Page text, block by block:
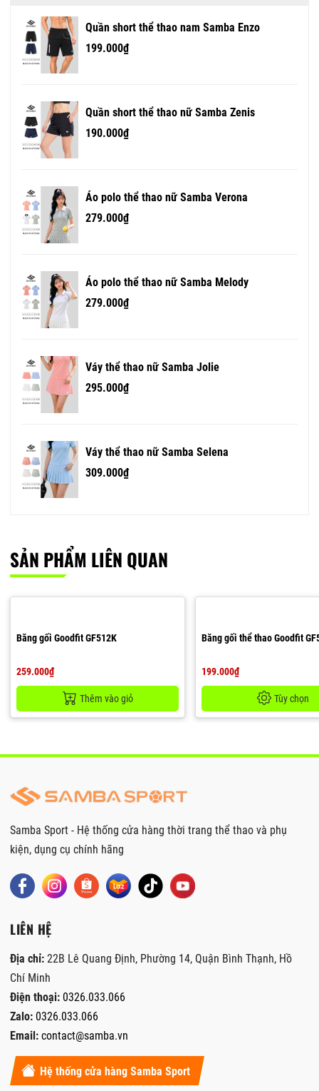
Quần short thể thao nam Samba Enzo
199.000₫
Quần short thể thao nữ Samba Zenis
190.000₫
Áo polo thể thao nữ Samba Verona
279.000₫
Áo polo thể thao nữ Samba Melody
279.000₫
Váy thể thao nữ Samba Jolie
295.000₫
Váy thể thao nữ Samba Selena
309.000₫
SẢN PHẨM LIÊN QUAN
Băng gối Goodfit GF512K
259.000₫
Thêm vào giỏ
Băng gối thể thao Goodfit
199.000₫
Tùy chọn
Samba Sport - Hệ thống cửa hàng thời trang thể thao và phụ
kiện, dụng cụ chính hãng
LIÊN HỆ
Địa chỉ: 22B Lê Quang Định, Phường 14, Quận Bình Thạnh, Hồ
Chí Minh
Điện thoại: 0326.033.066
Zalo: 0326.033.066
Email: contact@samba.vn
Hệ thống cửa hàng Samba Sport